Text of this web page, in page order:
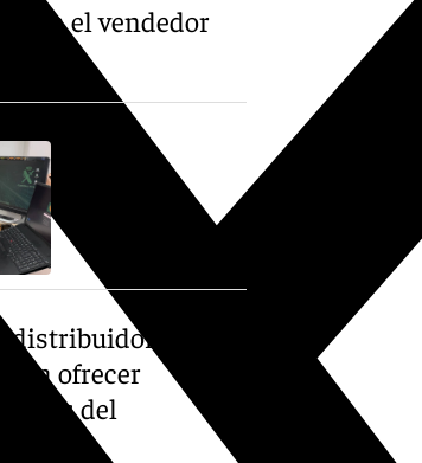
el vendedor
distribuidores
ofrecer
del